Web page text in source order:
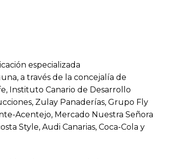
especializada
a través de la concejalía de
Instituto Canario de Desarrollo
Zulay Panaderías, Grupo Fly
Acentejo, Mercado Nuestra Señora
Style, Audi Canarias, Coca-Cola y